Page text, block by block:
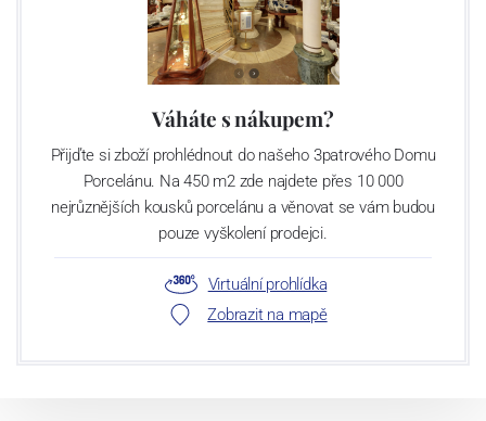
Váháte s nákupem?
Přijďte si zboží prohlédnout do našeho 3patrového Domu
Porcelánu. Na 450 m2 zde najdete přes 10 000
nejrůznějších kousků porcelánu a věnovat se vám budou
pouze vyškolení prodejci.
Virtuální prohlídka
Zobrazit na mapě